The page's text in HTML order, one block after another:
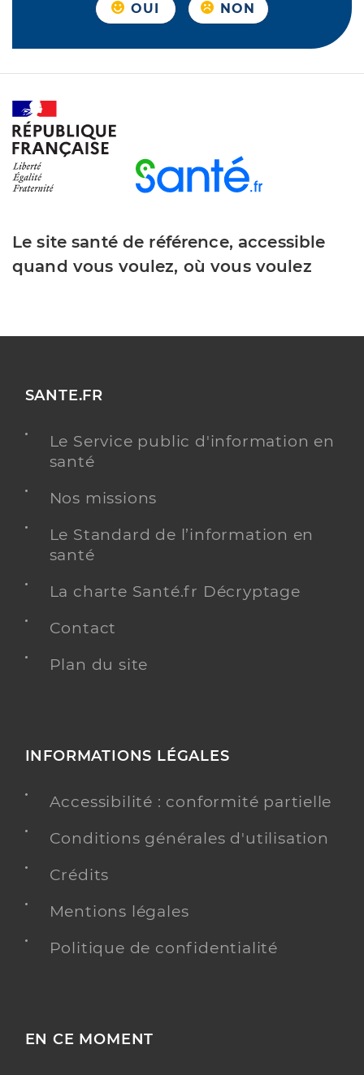
OUI NON
Le site santé de référence, accessible
quand vous voulez, où vous voulez
SANTE.FR
Le Service public d'information en
santé
Nos missions
Le Standard de l’information en
santé
La charte Santé.fr Décryptage
Contact
Plan du site
INFORMATIONS LÉGALES
Accessibilité : conformité partielle
Conditions générales d'utilisation
Crédits
Mentions légales
Politique de confidentialité
EN CE MOMENT